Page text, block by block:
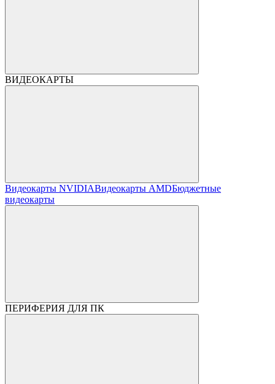
ВИДЕОКАРТЫ
Видеокарты NVIDIAВидеокарты AMDБюджетные
видеокарты
ПЕРИФЕРИЯ ДЛЯ ПК